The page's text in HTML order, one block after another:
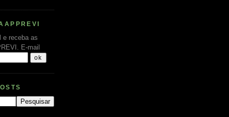
e receba as
E-mail